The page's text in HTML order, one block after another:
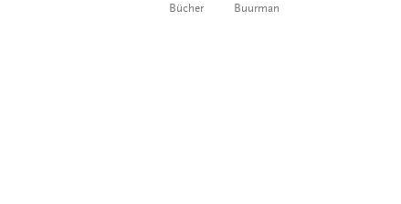
Bücher Buurman